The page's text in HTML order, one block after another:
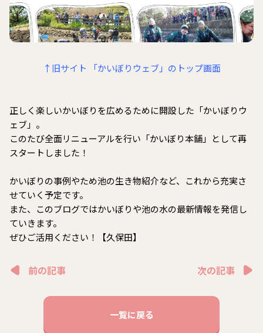
↑旧サイト 「かいぼりウェブ」のトップ画面
正しく楽しいかいぼりを広めるために開設した「かいぼりウ
ェブ」。
このたび全面リニューアルを行い「かいぼり本舗」として再
スタートしました！
かいぼりの事例やため池の生き物紹介など、これから充実さ
せていく予定です。
また、このブログではかいぼりや池の水の最新情報を発信し
ていきます。
ぜひご活用ください！【久保田】
前の記事 次の記事
一覧に戻る